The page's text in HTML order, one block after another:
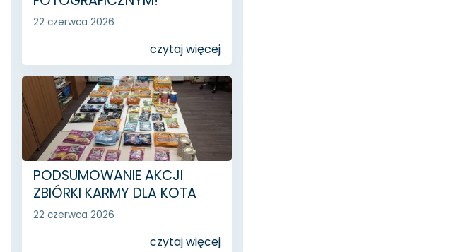
22 czerwca 2026
czytaj więcej
PODSUMOWANIE AKCJI
ZBIÓRKI KARMY DLA KOTA
22 czerwca 2026
czytaj więcej